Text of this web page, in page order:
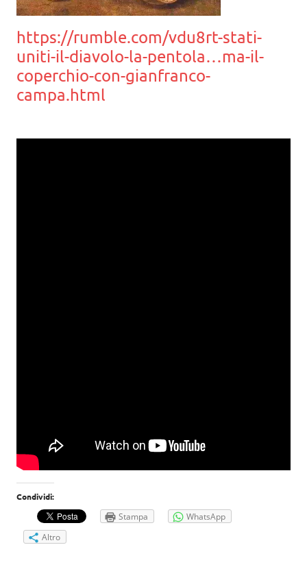
https://rumble.com/vdu8rt-stati-
uniti-il-diavolo-la-pentola…ma-il-
coperchio-con-gianfranco-
campa.html
Condividi:
Stampa
WhatsApp
Altro